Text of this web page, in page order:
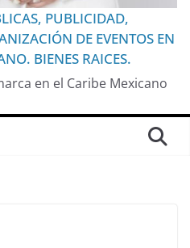
PUBLICIDAD,
DE EVENTOS EN
BIENES RAICES.
en el Caribe Mexicano